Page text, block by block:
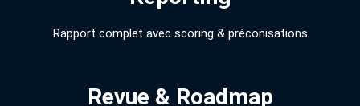
Rapport complet avec scoring & préconisations
Revue & Roadmap